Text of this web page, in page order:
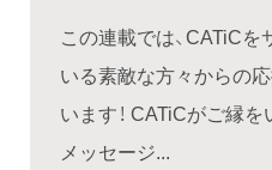
この連載では、CATiC
いる素敵な方々からの
います！ CATiCがご縁
メッセージ...